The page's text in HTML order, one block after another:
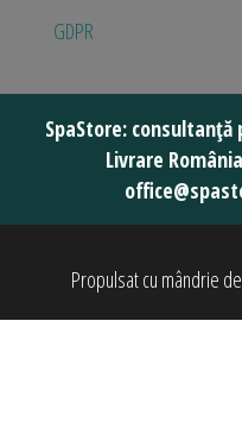
GDPR
Propulsat cu mândrie de